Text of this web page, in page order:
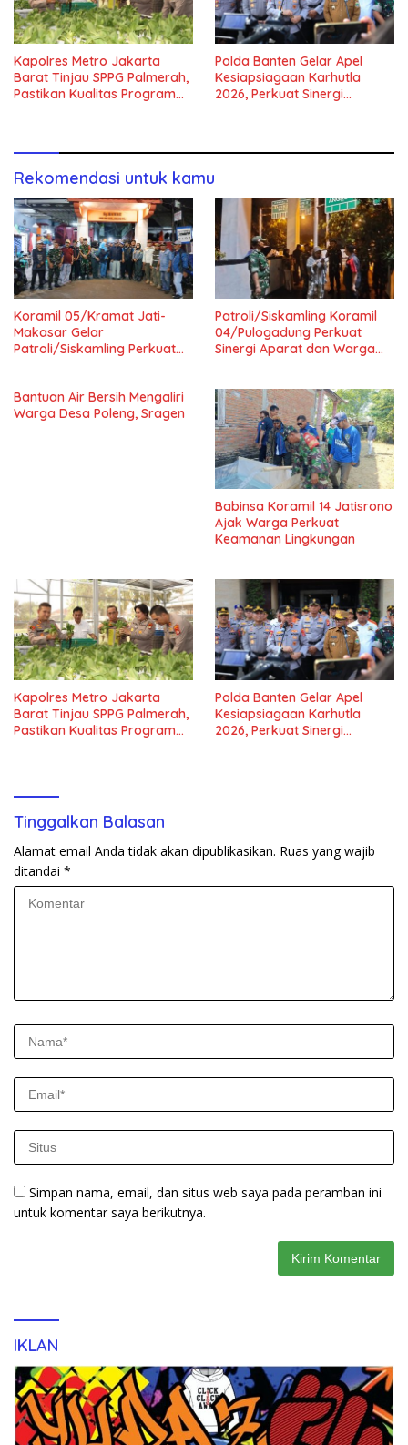
Kapolres Metro Jakarta
Barat Tinjau SPPG Palmerah,
Pastikan Kualitas Program
Polda Banten Gelar Apel
Kesiapsiagaan Karhutla
2026, Perkuat Sinergi
Rekomendasi untuk kamu
Koramil 05/Kramat Jati-
Makasar Gelar
Patroli/Siskamling Perkuat
Patroli/Siskamling Koramil
04/Pulogadung Perkuat
Sinergi Aparat dan Warga
Bantuan Air Bersih Mengaliri
Warga Desa Poleng, Sragen
Babinsa Koramil 14 Jatisrono
Ajak Warga Perkuat
Keamanan Lingkungan
Kapolres Metro Jakarta
Barat Tinjau SPPG Palmerah,
Pastikan Kualitas Program
Polda Banten Gelar Apel
Kesiapsiagaan Karhutla
2026, Perkuat Sinergi
Tinggalkan Balasan
Alamat email Anda tidak akan dipublikasikan. Ruas yang wajib
ditandai *
Simpan nama, email, dan situs web saya pada peramban ini
untuk komentar saya berikutnya.
IKLAN